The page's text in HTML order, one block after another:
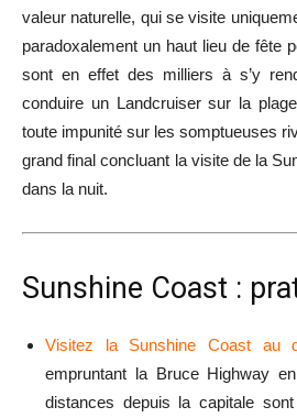
valeur naturelle, qui se visite
paradoxalement un haut lieu de fête
sont en effet des milliers à s’y
conduire un Landcruiser sur la
toute impunité sur les somptueuses
grand final concluant la visite de la
dans la nuit.
Sunshine Coast :
Visitez la Sunshine Coast au
empruntant la Bruce Highway
distances depuis la capitale